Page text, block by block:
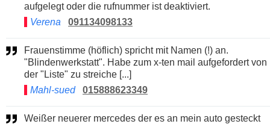
aufgelegt oder die rufnummer ist deaktiviert.
Verena
091134098133
Frauenstimme (höflich) spricht mit Namen (!) an.
"Blindenwerkstatt". Habe zum x-ten mail aufgefordert von
der "Liste" zu streiche [...]
Mahl-sued
015888623349
Weißer neuerer mercedes der es an mein auto gesteckt